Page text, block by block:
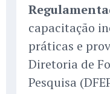
capacitação
práticas e
Diretoria de
Pesquisa